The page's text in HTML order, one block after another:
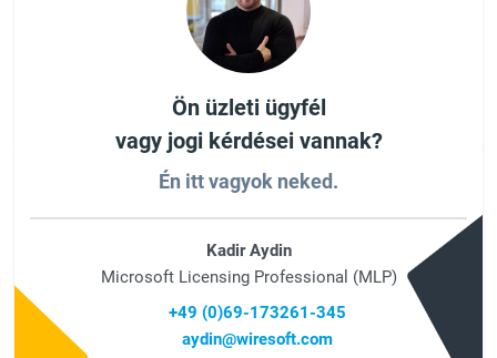
Ön üzleti ügyfél
vagy jogi kérdései vannak?
Én itt vagyok neked.
Kadir Aydin
Microsoft Licensing Professional (MLP)
+49 (0)69-173261-345
aydin@wiresoft.com